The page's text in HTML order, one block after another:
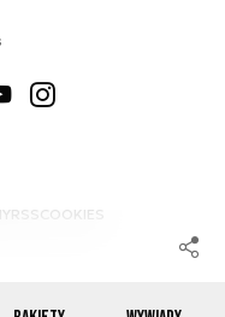
RSS COOKIES